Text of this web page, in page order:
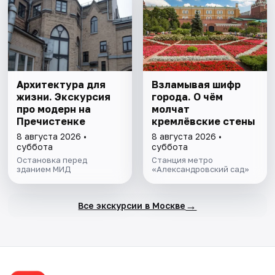
Архитектура для
жизни. Экскурсия
про модерн на
Пречистенке
8 августа 2026 •
суббота
Остановка перед
зданием МИД
Взламывая шифр
города. О чём
молчат
кремлёвские стены
8 августа 2026 •
суббота
Станция метро
«Александровский сад»
Все экскурсии в Москве →